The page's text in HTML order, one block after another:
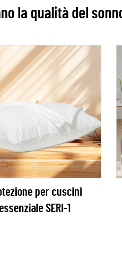
la qualità del
per cuscini
essenziale SERI-1